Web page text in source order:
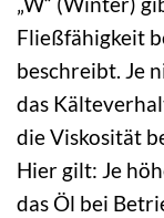
Fließfähigkeit
beschreibt. Je
das
die Viskosität
Hier gilt: Je
das Öl bei